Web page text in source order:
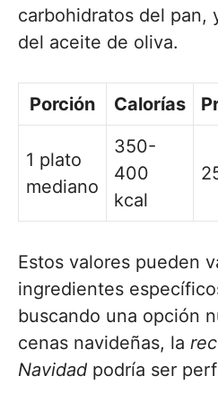
carbohidratos del pan,
del aceite de oliva.
Porción Calorías
1 plato
mediano
350-
400
kcal
Estos valores pueden
ingredientes
buscando una opción
cenas navideñas, la
Navidad podría ser